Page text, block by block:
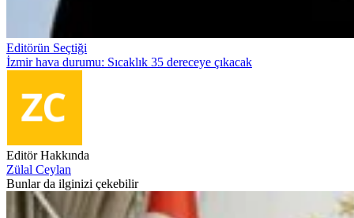
Editörün Seçtiği
İzmir hava durumu: Sıcaklık 35 dereceye çıkacak
Editör Hakkında
Zülal Ceylan
Bunlar da ilginizi çekebilir